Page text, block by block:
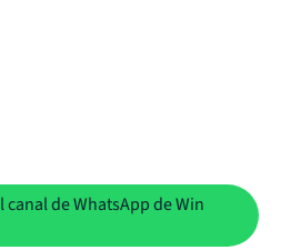
de WhatsApp de Win